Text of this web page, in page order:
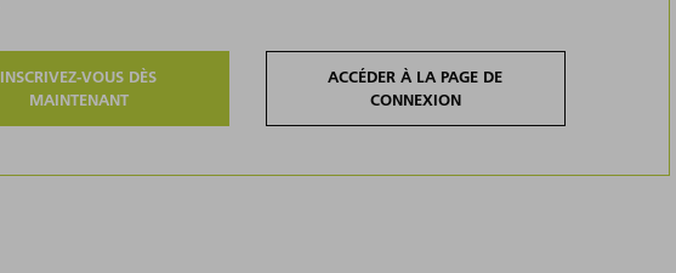
INSCRIVEZ-VOUS DÈS
MAINTENANT
ACCÉDER À LA PAGE DE
CONNEXION